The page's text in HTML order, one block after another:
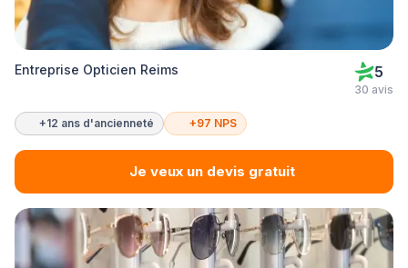
Entreprise Opticien Reims 5
30 avis
+12 ans d'ancienneté +97 NPS
Je veux un devis gratuit